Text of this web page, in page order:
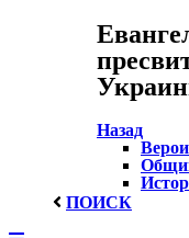
Назад
ПОИСК